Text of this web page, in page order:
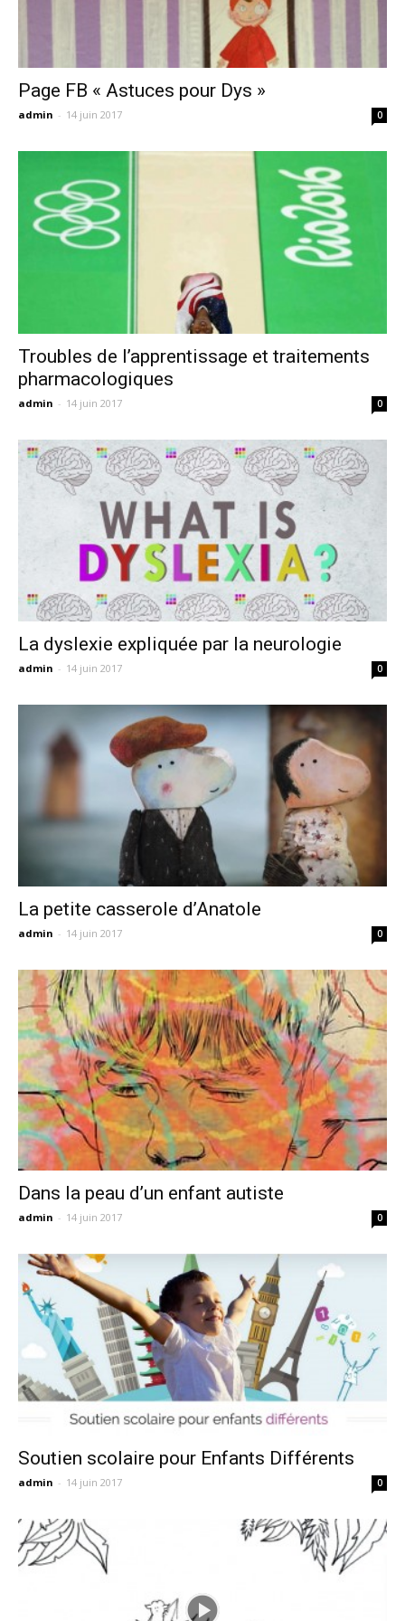
Page FB « Astuces pour Dys »
admin - 14 juin 2017 0
Troubles de l’apprentissage et traitements
pharmacologiques
admin - 14 juin 2017 0
La dyslexie expliquée par la neurologie
admin - 14 juin 2017 0
La petite casserole d’Anatole
admin - 14 juin 2017 0
Dans la peau d’un enfant autiste
admin - 14 juin 2017 0
Soutien scolaire pour Enfants Différents
admin - 14 juin 2017 0